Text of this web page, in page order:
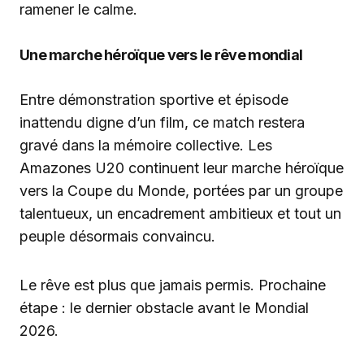
ramener le calme.
Une marche héroïque vers le rêve mondial
Entre démonstration sportive et épisode
inattendu digne d’un film, ce match restera
gravé dans la mémoire collective. Les
Amazones U20 continuent leur marche héroïque
vers la Coupe du Monde, portées par un groupe
talentueux, un encadrement ambitieux et tout un
peuple désormais convaincu.
Le rêve est plus que jamais permis. Prochaine
étape : le dernier obstacle avant le Mondial
2026.